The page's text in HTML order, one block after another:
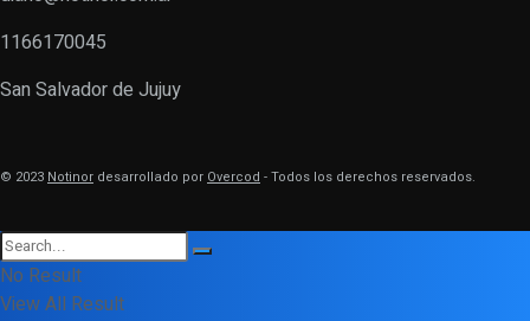
1166170045
San Salvador de Jujuy
© 2023 Notinor desarrollado por Overcod - Todos los derechos reservados.
No Result
View All Result